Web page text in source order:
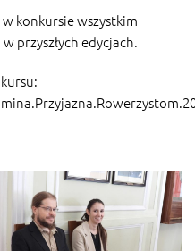
konkursie wszystkim
przyszłych edycjach.